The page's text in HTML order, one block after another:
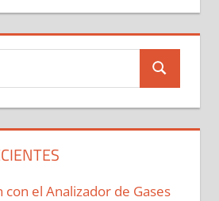
Buscar
con el Analizador de Gases